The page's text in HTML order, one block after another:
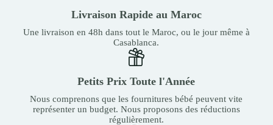
Livraison Rapide au Maroc
Une livraison en 48h dans tout le Maroc, ou le jour même à
Casablanca.
Petits Prix Toute l'Année
Nous comprenons que les fournitures bébé peuvent vite
représenter un budget. Nous proposons des réductions
régulièrement.